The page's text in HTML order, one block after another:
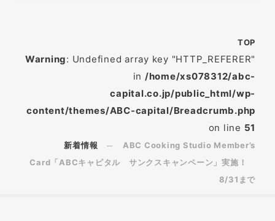
TOP
Warning: Undefined array key "HTTP_REFERER"
in /home/xs078312/abc-
capital.co.jp/public_html/wp-
content/themes/ABC-capital/Breadcrumb.php
on line 51
新着情報
ABC Cooking Studio Member’s
Card「ABCキャピタル サンクスキャンペーン」実施！
8/31まで